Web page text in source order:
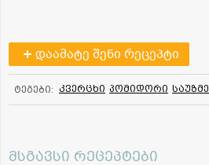
დაამატე შენი რეცეპტი
ტეგები: კვერცხი პომიდორი საუზმე
მსგავსი რეცეპტები